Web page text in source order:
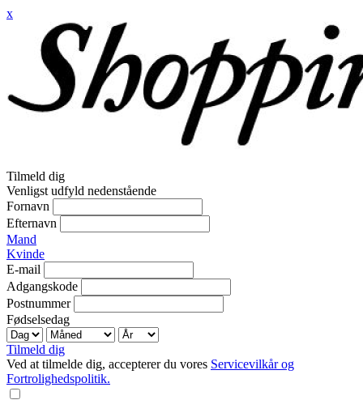
x
Tilmeld dig
Venligst udfyld nedenstående
Fornavn
Efternavn
Mand
Kvinde
E-mail
Adgangskode
Postnummer
Fødselsedag
Tilmeld dig
Ved at tilmelde dig, accepterer du vores Servicevilkår og
Fortrolighedspolitik.